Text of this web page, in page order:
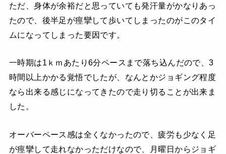
ただ、身体が余裕だと思っていても発汗量がかなりあっ
たので、後半足が痙攣して歩いてしまったのがこのタイ
ムになってしまった要因です。
一時期は1ｋｍあたり6分ペースまで落ち込んだので、3
時間以上かかる覚悟でしたが、なんとかジョギング程度
なら出来る感じになってきたので走り切ることが出来ま
した。
オーバーペース感は全くなかったので、疲労も少なく足
が痙攣して走れなかっただけなので、月曜日からジョギ